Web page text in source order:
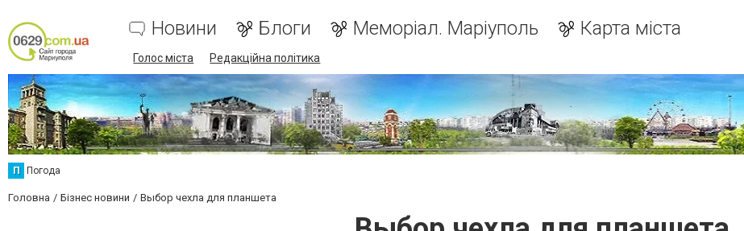
Новини Блоги Меморіал. Маріуполь Карта міста
Голос міста Редакційна політика
П Погода
Головна Бізнес новини Выбор чехла для планшета